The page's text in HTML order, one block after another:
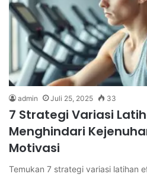
admin Juli 25, 2025 33
7 Strategi Variasi
Menghindari
Motivasi
Temukan 7 strategi variasi latihan